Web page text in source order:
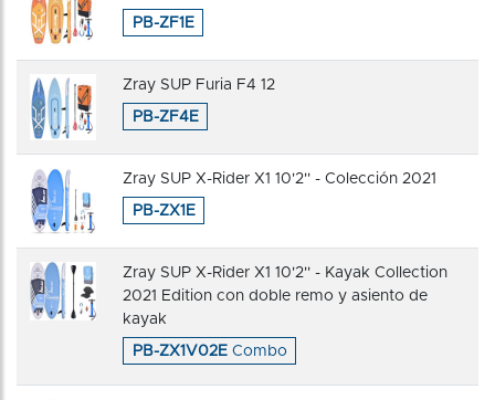
PB-ZF1E
Zray SUP Furia F4 12
PB-ZF4E
Zray SUP X-Rider X1 10'2'' - Colección 2021
PB-ZX1E
Zray SUP X-Rider X1 10'2'' - Kayak Collection
2021 Edition con doble remo y asiento de
kayak
PB-ZX1V02E Combo